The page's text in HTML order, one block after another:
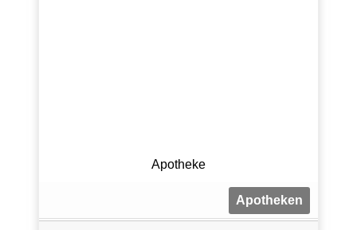
Apotheke
Apotheken